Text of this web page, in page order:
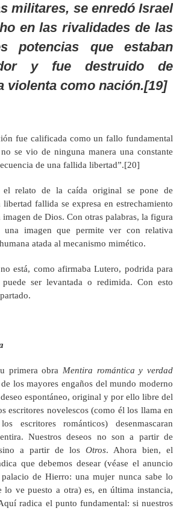
militares, se enredó Israel
en las rivalidades de las
potencias que estaban
y fue destruido de
violenta como nación.[19]
fue calificada como un fallo fundamental
se vio de ninguna manera una constante
de una fallida libertad”.[20]
relato de la caída original se pone de
libertad fallida se expresa en estrechamiento
de Dios. Con otras palabras, la figura
una imagen que permite ver con relativa
atada al mecanismo mimético.
está, como afirmaba Lutero, podrida para
ser levantada o redimida. Con esto
primera obra Mentira romántica y verdad
los mayores engaños del mundo moderno
espontáneo, original y por ello libre del
escritores novelescos (como él los llama en
escritores románticos) desenmascaran
Nuestros deseos no son a partir de
a partir de los Otros. Ahora bien, el
que debemos desear (véase el anuncio
de Hierro: una mujer nunca sabe lo
lo ve puesto a otra) es, en última instancia,
radica el punto fundamental: si nuestros